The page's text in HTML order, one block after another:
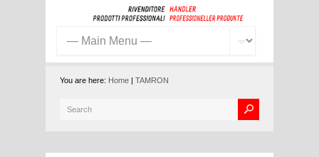
You are here: Home TAMRON